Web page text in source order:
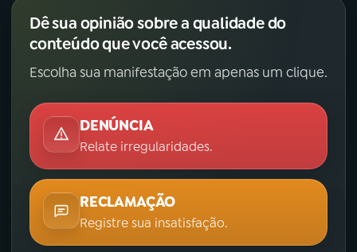
Dê sua opinião sobre a qualidade do
conteúdo que você acessou.
Escolha sua manifestação em apenas um clique.
DENÚNCIA
Relate irregularidades.
RECLAMAÇÃO
Registre sua insatisfação.